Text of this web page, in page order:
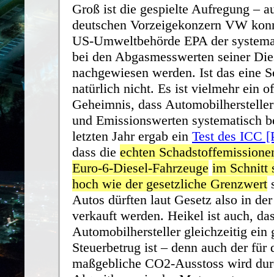
Groß ist die gespielte Aufregung –
deutschen Vorzeigekonzern VW
US-Umweltbehörde EPA der
bei den Abgasmesswerten seiner
nachgewiesen werden. Ist das eine
natürlich nicht. Es ist vielmehr ein
Geheimnis, dass
und Emissionswerten systematisch
letzten Jahr ergab ein Test des ICC
dass die echten
Euro-6-Diesel-Fahrzeuge im Schnitt
hoch wie der gesetzliche Grenzwert
Autos dürften laut Gesetz also in
verkauft werden. Heikel ist auch,
Automobilhersteller gleichzeitig ein
Steuerbetrug ist – denn auch der für
maßgebliche CO2-Ausstoss wird